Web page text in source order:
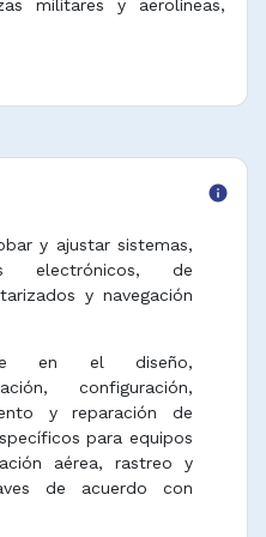
militares y aerolíneas,
info
y ajustar sistemas,
electrónicos, de
y navegación
en el diseño,
configuración,
y reparación de
para equipos
aérea, rastreo y
de acuerdo con